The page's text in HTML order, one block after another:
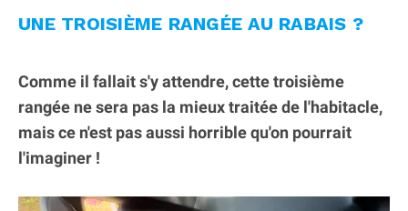
UNE TROISIÈME RANGÉE AU RABAIS ?
Comme il fallait s'y attendre, cette troisième
rangée ne sera pas la mieux traitée de l'habitacle,
mais ce n'est pas aussi horrible qu'on pourrait
l'imaginer !